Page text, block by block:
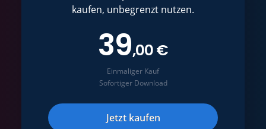
kaufen, unbegrenzt nutzen.
39,00 €
Einmaliger Kauf
Sofortiger Download
Jetzt kaufen